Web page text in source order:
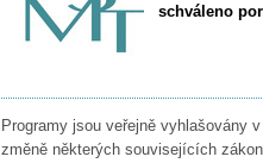
schváleno
Programy jsou veřejně vyhlašovány
změně některých souvisejících